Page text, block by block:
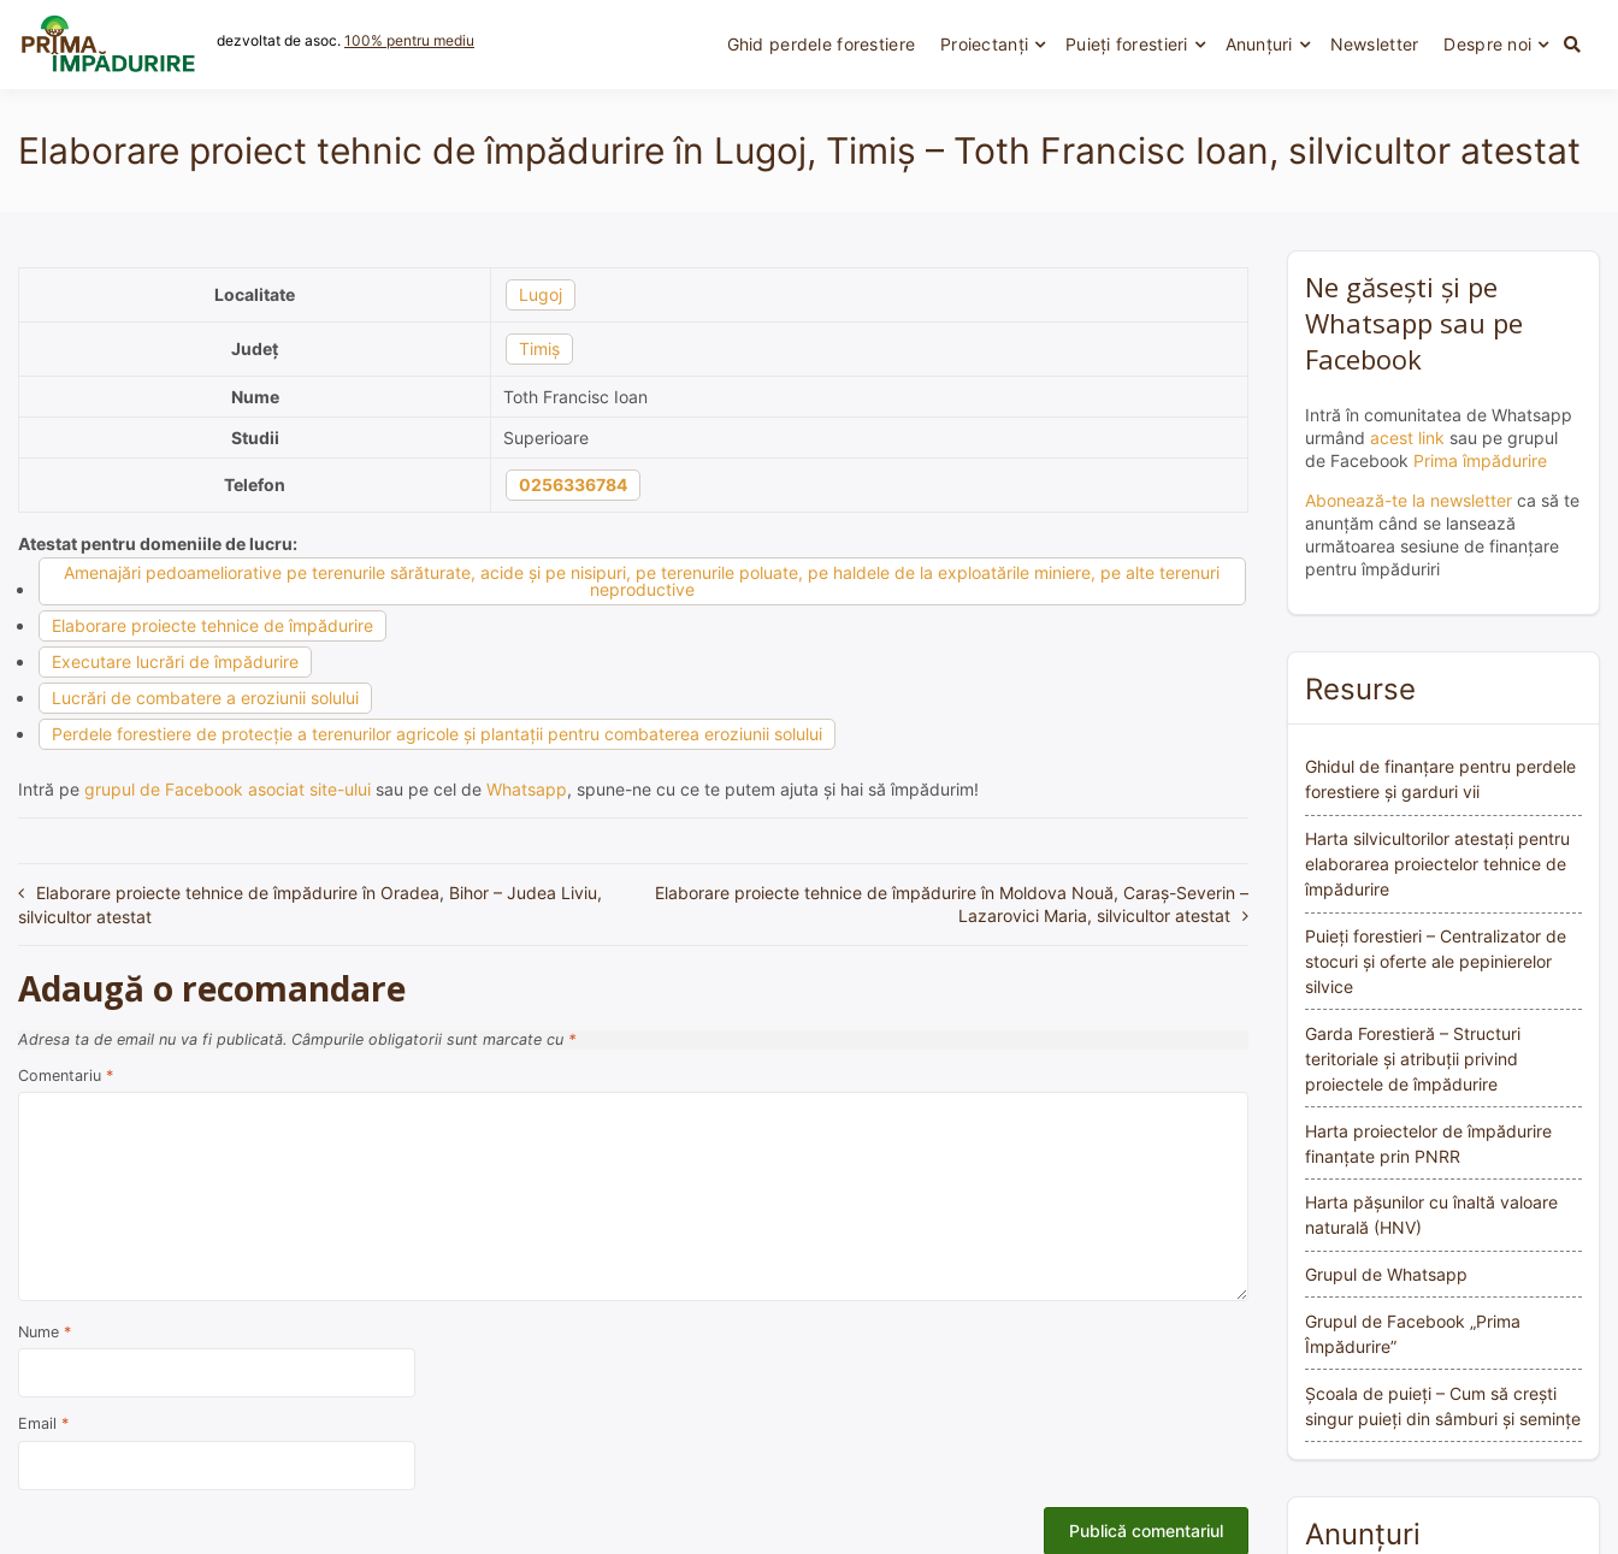
content
dezvoltat de asoc. 100% pentru mediu Ghid perdele forestiere Proiectanți Puieți forestieri Anunțuri Newsletter Despre noi
Elaborare proiect tehnic de împădurire în Lugoj, Timiș – Toth Francisc Ioan, silvicultor atestat
Localitate Lugoj
Județ Timiș
Nume
Toth Francisc Ioan
Studii
Superioare
Telefon 0256336784
Atestat pentru domeniile de lucru:
Amenajări pedoameliorative pe terenurile sărăturate, acide şi pe nisipuri, pe terenurile poluate, pe haldele de la exploatările miniere, pe alte terenuri
neproductive
Elaborare proiecte tehnice de împădurire
Executare lucrări de împădurire
Lucrări de combatere a eroziunii solului
Perdele forestiere de protecţie a terenurilor agricole şi plantaţii pentru combaterea eroziunii solului
Intră pe grupul de Facebook asociat site-ului sau pe cel de Whatsapp, spune-ne cu ce te putem ajuta și hai să împădurim!
Navigare
articole
Elaborare proiecte tehnice de împădurire în Oradea, Bihor – Judea Liviu,
silvicultor atestat
Elaborare proiecte tehnice de împădurire în Moldova Nouă, Caraș-Severin –
Lazarovici Maria, silvicultor atestat
Adaugă o recomandare
Adresa ta de email nu va fi publicată. Câmpurile obligatorii sunt marcate cu *
Comentariu *
Nume *
Email *
Ne găsești și pe
Whatsapp sau pe
Facebook
Intră în comunitatea de Whatsapp
urmând acest link sau pe grupul
de Facebook Prima împădurire
Abonează-te la newsletter ca să te
anunțăm când se lansează
următoarea sesiune de finanțare
pentru împăduriri
Resurse
Ghidul de finanțare pentru perdele
forestiere și garduri vii
Harta silvicultorilor atestați pentru
elaborarea proiectelor tehnice de
împădurire
Puieți forestieri – Centralizator de
stocuri și oferte ale pepinierelor
silvice
Garda Forestieră – Structuri
teritoriale și atribuții privind
proiectele de împădurire
Harta proiectelor de împădurire
finanțate prin PNRR
Harta pășunilor cu înaltă valoare
naturală (HNV)
Grupul de Whatsapp
Grupul de Facebook „Prima
Împădurire”
Școala de puieți – Cum să crești
singur puieți din sâmburi și semințe
Anunțuri